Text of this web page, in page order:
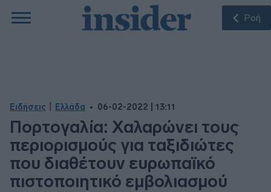
Ροή
Ειδήσεις Ελλάδα 06-02-2022 | 13:11
Πορτογαλία: Χαλαρώνει τους
περιορισμούς για ταξιδιώτες
που διαθέτουν ευρωπαϊκό
πιστοποιητικό εμβολιασμού